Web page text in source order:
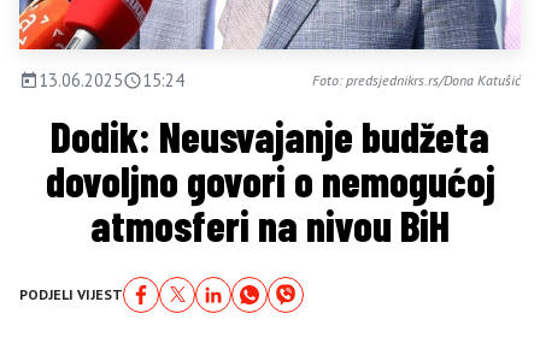
13.06.2025 15:24 Foto: predsjednikrs.rs/Dona Katušić
Dodik: Neusvajanje budžeta
dovoljno govori o nemogućoj
atmosferi na nivou BiH
PODJELI VIJEST